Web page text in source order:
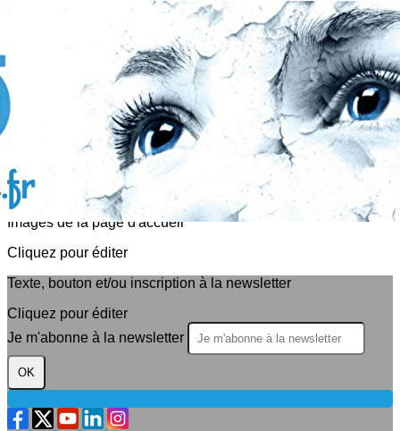
Exporter les lignes sélectionnées
Exporter toutes les colonnes
Exporter uniquement les colonnes affichées
<
>
Actualités
Evènements
?>
Images de la page d'accueil
Cliquez pour éditer
Texte, bouton et/ou inscription à la newsletter
Cliquez pour éditer
Je m'abonne à la newsletter
OK